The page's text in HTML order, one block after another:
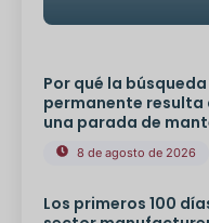
Por qué la
permanente
una parada de
8 de agosto de 2026
Los primeros 100